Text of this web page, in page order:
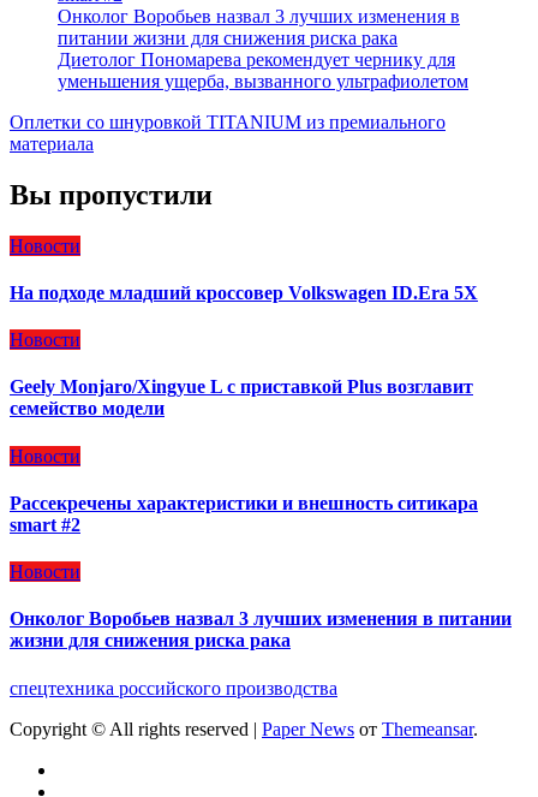
Онколог Воробьев назвал 3 лучших изменения в
питании жизни для снижения риска рака
Диетолог Пономарева рекомендует чернику для
уменьшения ущерба, вызванного ультрафиолетом
Оплетки со шнуровкой TITANIUM из премиального
материала
Вы пропустили
Новости
На подходе младший кроссовер Volkswagen ID.Era 5X
Новости
Geely Monjaro/Xingyue L с приставкой Plus возглавит
семейство модели
Новости
Рассекречены характеристики и внешность ситикара
smart #2
Новости
Онколог Воробьев назвал 3 лучших изменения в питании
жизни для снижения риска рака
спецтехника российского производства
Copyright © All rights reserved | Paper News от Themeansar.